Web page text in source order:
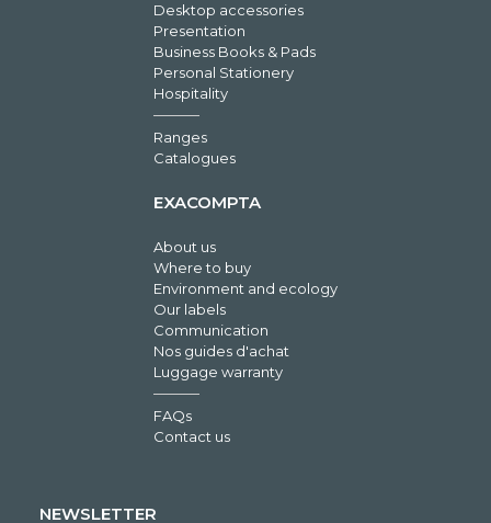
Desktop accessories
Presentation
Business Books & Pads
Personal Stationery
Hospitality
Ranges
Catalogues
EXACOMPTA
About us
Where to buy
Environment and ecology
Our labels
Communication
Nos guides d'achat
Luggage warranty
FAQs
Contact us
NEWSLETTER